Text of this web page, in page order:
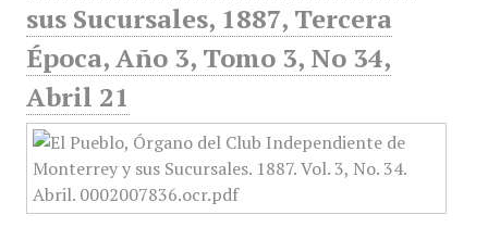
sus Sucursales, 1887, Tercera
Época, Año 3, Tomo 3, No 34,
Abril 21